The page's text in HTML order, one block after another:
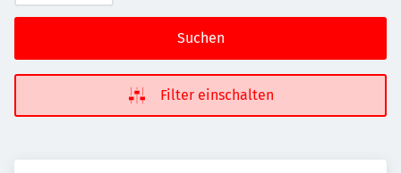
Suchen
Filter einschalten